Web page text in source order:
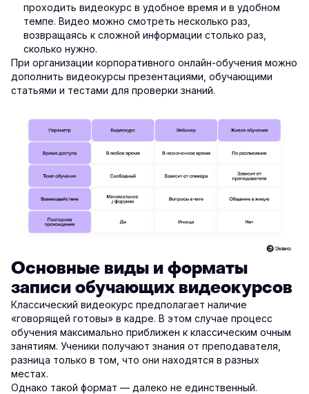
проходить видеокурс в удобное время и в удобном
темпе. Видео можно смотреть несколько раз,
возвращаясь к сложной информации столько раз,
сколько нужно.
При организации корпоративного онлайн-обучения можно
дополнить видеокурсы презентациями, обучающими
статьями и тестами для проверки знаний.
Основные виды и форматы
записи обучающих видеокурсов
Классический видеокурс предполагает наличие
«говорящей готовы» в кадре. В этом случае процесс
обучения максимально приближен к классическим очным
занятиям. Ученики получают знания от преподавателя,
разница только в том, что они находятся в разных
местах.
Однако такой формат — далеко не единственный.